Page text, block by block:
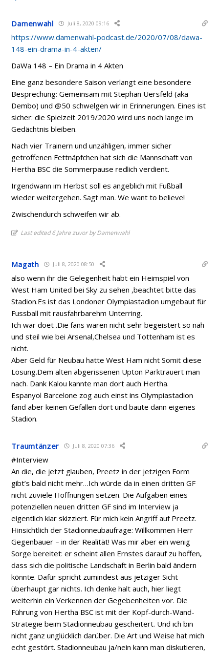
Damenwahl Juli 8, 2020 09:16
https://www.damenwahl-podcast.de/2020/07/08/dawa-
148-ein-drama-in-4-akten/
DaWa 148 – Ein Drama in 4 Akten
Eine ganz besondere Saison verlangt eine besondere
Besprechung: Gemeinsam mit Stephan Uersfeld (aka
Dembo) und @50 schwelgen wir in Erinnerungen. Eines ist
sicher: die Spielzeit 2019/2020 wird uns noch lange im
Gedächtnis bleiben.
Nach vier Trainern und unzähligen, immer sicher
getroffenen Fettnäpfchen hat sich die Mannschaft von
Hertha BSC die Sommerpause redlich verdient.
Irgendwann im Herbst soll es angeblich mit Fußball
wieder weitergehen. Sagt man. We want to believe!
Zwischendurch schweifen wir ab.
Last edited 6 Jahre zuvor by Damenwahl
Magath Juli 8, 2020 08:50
also wenn ihr die Gelegenheit habt ein Heimspiel von
West Ham United bei Sky zu sehen ,beachtet bitte das
Stadion.Es ist das Londoner Olympiastadion umgebaut für
Fussball mit rausfahrbarehm Unterring.
Ich war doet .Die fans waren nicht sehr begeistert so nah
und steil wie bei Arsenal,Chelsea und Tottenham ist es
nicht.
Aber Geld für Neubau hatte West Ham nicht Somit diese
Lösung.Dem alten abgerissenen Upton Parktrauert man
nach. Dank Kalou kannte man dort auch Hertha.
Espanyol Barcelone zog auch einst ins Olympiastadion
fand aber keinen Gefallen dort und baute dann eigenes
Stadion.
Traumtänzer Juli 8, 2020 07:36
#Interview
An die, die jetzt glauben, Preetz in der jetzigen Form
gibt’s bald nicht mehr…Ich würde da in einen dritten GF
nicht zuviele Hoffnungen setzen. Die Aufgaben eines
potenziellen neuen dritten GF sind im Interview ja
eigentlich klar skizziert. Für mich kein Angriff auf Preetz.
Hinsichtlich der Stadionneubaufrage: Willkommen Herr
Gegenbauer – in der Realität! Was mir aber ein wenig
Sorge bereitet: er scheint allen Ernstes darauf zu hoffen,
dass sich die politische Landschaft in Berlin bald ändern
könnte. Dafür spricht zumindest aus jetziger Sicht
überhaupt gar nichts. Ich denke halt auch, hier liegt
weiterhin ein Verkennen der Gegebenheiten vor. Die
Führung von Hertha BSC ist mit der Kopf-durch-Wand-
Strategie beim Stadionneubau gescheitert. Und ich bin
nicht ganz unglücklich darüber. Die Art und Weise hat mich
echt gestört. Stadionneubau ja/nein kann man diskutieren,